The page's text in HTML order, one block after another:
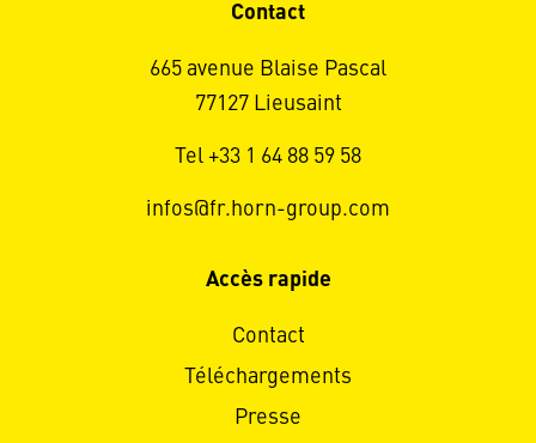
Contact
665 avenue Blaise Pascal
77127 Lieusaint
Tel +33 1 64 88 59 58
infos@fr.horn-group.com
Accès rapide
Contact
Téléchargements
Presse